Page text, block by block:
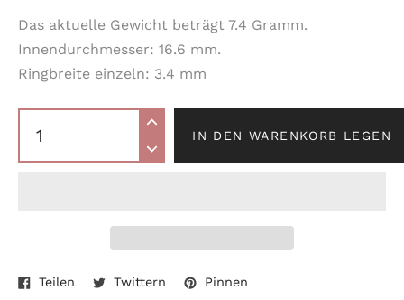
Das aktuelle Gewicht beträgt 7.4 Gramm.
Innendurchmesser: 16.6 mm.
Ringbreite einzeln: 3.4 mm
IN DEN WARENKORB LEGEN
Produkt
Teilen Auf
Facebook
Twittern Auf
Twitter
Pinnen